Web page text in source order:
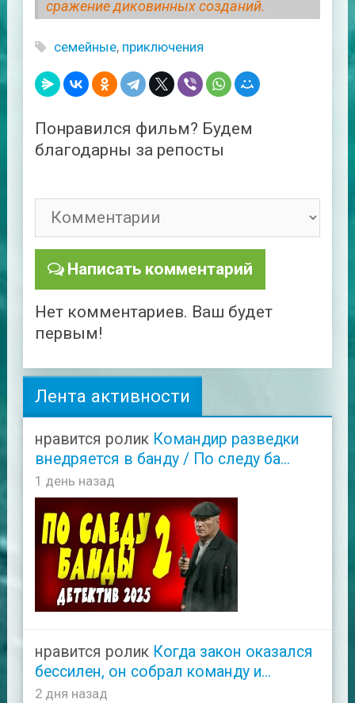
сражение диковинных созданий.
семейные, приключения
Понравился фильм? Будем
благодарны за репосты
Написать комментарий
Нет комментариев. Ваш будет
первым!
Лента активности
нравится ролик Командир разведки
внедряется в банду / По следу ба...
1 день назад
нравится ролик Когда закон оказался
бессилен, он собрал команду и...
2 дня назад